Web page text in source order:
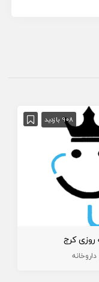
908 بازدید
روزی کرج